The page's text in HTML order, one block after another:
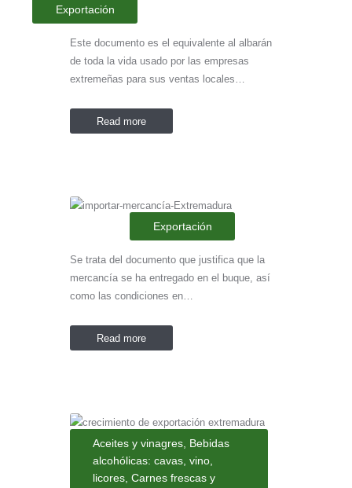
Exportación
Este documento es el equivalente al albarán
de toda la vida usado por las empresas
extremeñas para sus ventas locales…
Read more
Exportación
Se trata del documento que justifica que la
mercancía se ha entregado en el buque, así
como las condiciones en…
Read more
Aceites y vinagres, Bebidas
alcohólicas: cavas, vino,
licores,Carnes frescas y
Los datos sobre exportaciones extremeñas